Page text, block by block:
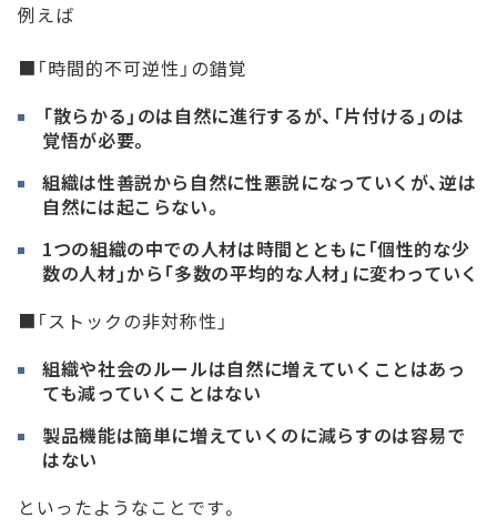
例えば
■「時間的不可逆性」の錯覚
「散らかる」のは自然に進行するが、「片付ける」のは
覚悟が必要。
組織は性善説から自然に性悪説になっていくが、逆は
自然には起こらない。
1つの組織の中での人材は時間とともに「個性的な少
数の人材」から「多数の平均的な人材」に変わっていく
■「ストックの非対称性」
組織や社会のルールは自然に増えていくことはあっ
ても減っていくことはない
製品機能は簡単に増えていくのに減らすのは容易で
はない
といったようなことです。